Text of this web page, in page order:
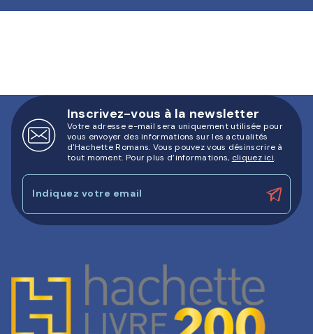
Inscrivez-vous à la newsletter
Votre adresse e-mail sera uniquement utilisée pour
vous envoyer des informations sur les actualités
d'Hachette Romans. Vous pouvez vous désinscrire à
tout moment. Pour plus d’informations, cliquez ici.
Indiquez votre email